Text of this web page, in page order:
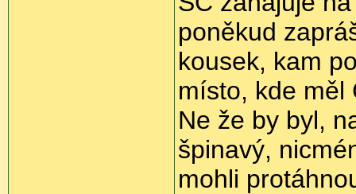
poněkud
kousek, kam
místo, kde měl
Ne že by byl,
špinavý,
mohli